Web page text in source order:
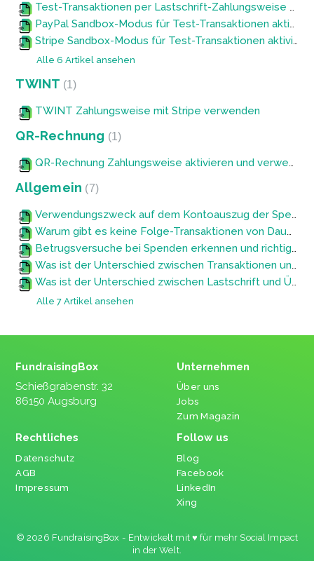
Test-Transaktionen per Lastschrift-Zahlungsweise durchführen
PayPal Sandbox-Modus für Test-Transaktionen aktivieren für PayPal & PayPal Kreditkarte
Stripe Sandbox-Modus für Test-Transaktionen aktivieren
Alle 6 Artikel ansehen
TWINT 1
TWINT Zahlungsweise mit Stripe verwenden
QR-Rechnung 1
QR-Rechnung Zahlungsweise aktivieren und verwenden
Allgemein 7
Verwendungszweck auf dem Kontoauszug der Spendenden individualisieren
Warum gibt es keine Folge-Transaktionen von Daueraufträgen am 29., 30. oder 31. eines Monats?
Betrugsversuche bei Spenden erkennen und richtig handeln
Was ist der Unterschied zwischen Transaktionen und Daueraufträgen?
Was ist der Unterschied zwischen Lastschrift und Überweisung?
Alle 7 Artikel ansehen
FundraisingBox
Schießgrabenstr. 32
86150 Augsburg
Unternehmen
Über uns
Jobs
Zum Magazin
Rechtliches
Datenschutz
AGB
Impressum
Follow us
Blog
Facebook
LinkedIn
Xing
© 2026 FundraisingBox - Entwickelt mit ♥ für mehr Social Impact
in der Welt.